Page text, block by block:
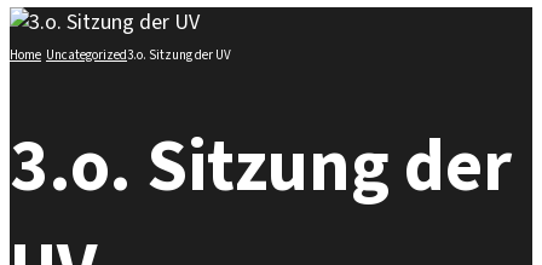
Home Uncategorized3.o. Sitzung der UV
3.o. Sitzung der